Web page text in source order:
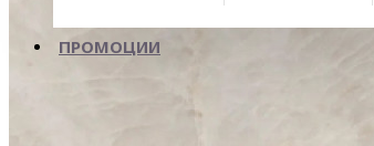
ПРОМОЦИИ